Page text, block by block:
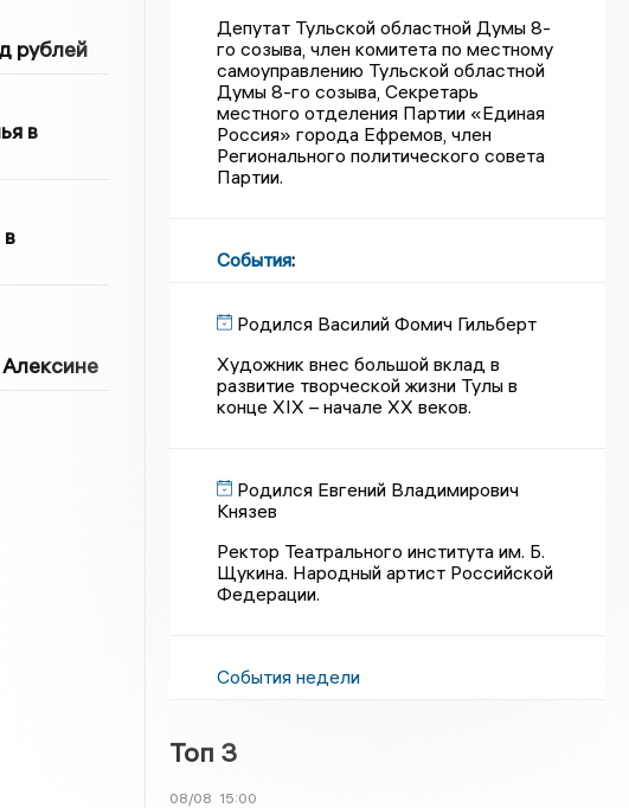
рублей
в
Депутат Тульской областной Думы 8-
го созыва, член комитета по местному
самоуправлению Тульской областной
Думы 8-го созыва, Секретарь
местного отделения Партии «Единая
Россия» города Ефремов, член
Регионального политического совета
Партии.
События:
Родился Василий Фомич Гильберт
Художник внес большой вклад в
развитие творческой жизни Тулы в
конце XIX – начале XX веков.
Родился Евгений Владимирович
Князев
Ректор Театрального института им. Б.
Щукина. Народный артист Российской
Федерации.
События недели
Топ 3
08/08 15:00